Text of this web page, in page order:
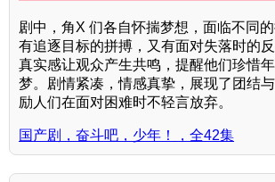
剧中，角X 们各自怀揣梦想，面临不同
有追逐目标的拼搏，又有面对失落时的
真实感让观众产生共鸣，提醒他们珍惜
梦。剧情紧凑，情感真挚，展现了团结
励人们在面对困难时不轻言放弃。
国产剧，奋斗吧，少年！，全42集